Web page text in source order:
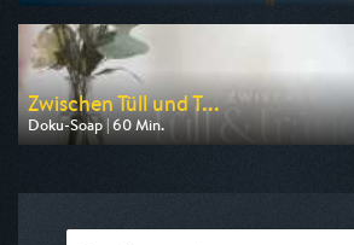
Ausgestrahlt von DMAX
am 12.08.2026, 20:15
Zwischen Tüll und T...
Doku-Soap | 60 Min.
Ausgestrahlt von VOX